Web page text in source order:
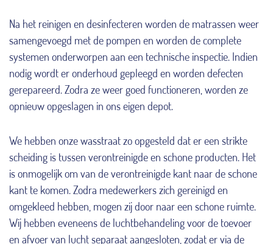
Na het reinigen en desinfecteren worden de matrassen weer
samengevoegd met de pompen en worden de complete
systemen onderworpen aan een technische inspectie. Indien
nodig wordt er onderhoud gepleegd en worden defecten
gerepareerd. Zodra ze weer goed functioneren, worden ze
opnieuw opgeslagen in ons eigen depot.
We hebben onze wasstraat zo opgesteld dat er een strikte
scheiding is tussen verontreinigde en schone producten. Het
is onmogelijk om van de verontreinigde kant naar de schone
kant te komen. Zodra medewerkers zich gereinigd en
omgekleed hebben, mogen zij door naar een schone ruimte.
Wij hebben eveneens de luchtbehandeling voor de toevoer
en afvoer van lucht separaat aangesloten, zodat er via de